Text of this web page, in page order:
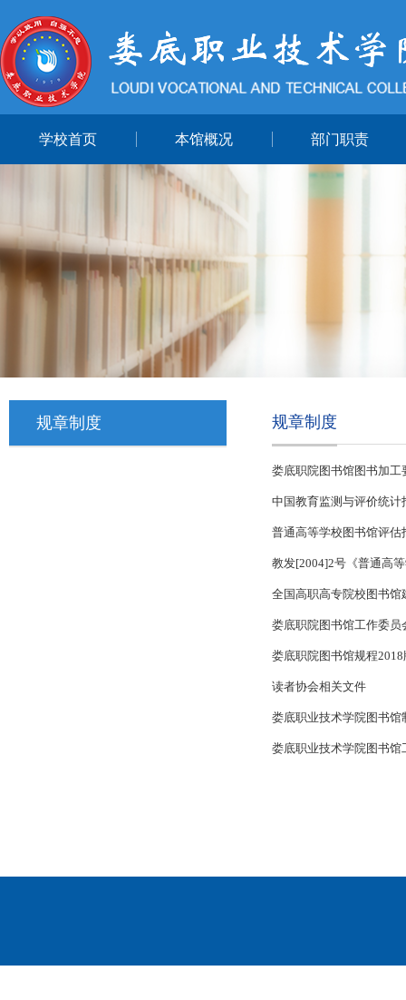
学校首页 本馆概况 部门职责
规章制度 规章制度
娄底职院图书馆图书加工
中国教育监测与评价统计
普通高等学校图书馆评估
教发[2004]2号《普通高
全国高职高专院校图书馆
娄底职院图书馆工作委员
娄底职院图书馆规程2018
读者协会相关文件
娄底职业技术学院图书馆
娄底职业技术学院图书馆